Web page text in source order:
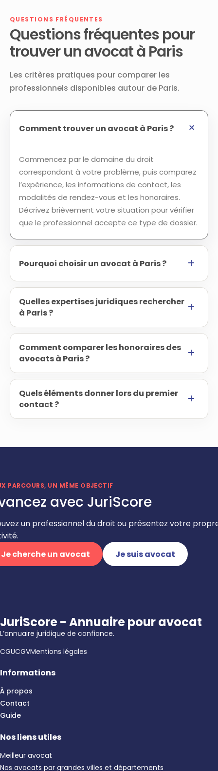
QUESTIONS FRÉQUENTES
Questions fréquentes pour
trouver un avocat à Paris
Les critères pratiques pour comparer les
professionnels disponibles autour de Paris.
Comment trouver un avocat à Paris ?
Commencez par le domaine du droit
correspondant à votre problème, puis comparez
l’expérience, les informations de contact, les
modalités de rendez-vous et les honoraires.
Décrivez brièvement votre situation pour vérifier
que le professionnel accepte ce type de dossier.
Pourquoi choisir un avocat à Paris ?
Quelles expertises juridiques rechercher
à Paris ?
Comment comparer les honoraires des
avocats à Paris ?
Quels éléments donner lors du premier
contact ?
PARCOURS, UN MÊME OBJECTIF
avec JuriScore
un professionnel du droit ou présentez votre
Je cherche un avocat
Je suis avocat
JuriScore - Annuaire pour avocat
L’annuaire juridique de confiance.
CGUCGVMentions légales
Informations
À propos
Contact
Guide
Nos liens utiles
Meilleur avocat
Nos avocats par grandes villes et départements